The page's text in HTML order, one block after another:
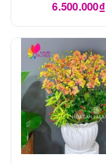
6.500.000₫